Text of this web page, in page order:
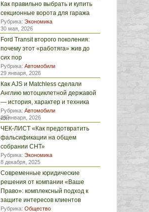
Как правильно выбрать и купить
секционные ворота для гаража
Рубрика: Экономика
30 мая, 2026
Ford Transit второго поколения:
почему этот «работяга» жив до
сих пор
Рубрика: Автомобили
29 января, 2026
Как AJS и Matchless сделали
Англию мотоциклетной державой
— история, характер и техника
Рубрика: Автомобили
29 января, 2026
ЧЕК-ЛИСТ «Как предотвратить
фальсификации на общем
собрании СНТ»
Рубрика: Экономика
8 декабря, 2025
Современные юридические
решения от компании «Ваше
Право»: комплексный подход к
защите интересов клиентов
Рубрика: Общество